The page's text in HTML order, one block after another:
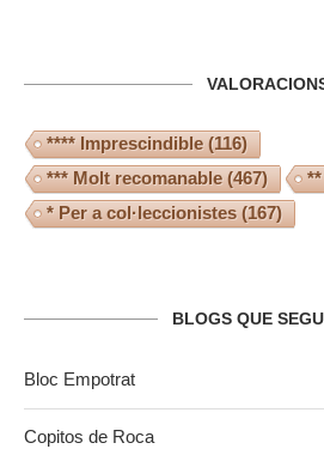
**** Imprescindible(116)
*** Molt recomanable(467)
* Per a col·leccionistes (167)
BLOGS QUE
Bloc Empotrat
Copitos de Roca